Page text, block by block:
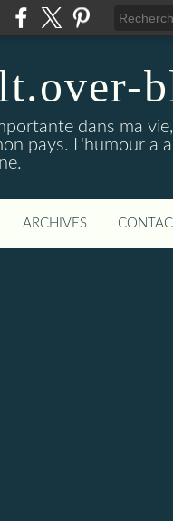
dans ma
pays. L'humour a
ARCHIVES